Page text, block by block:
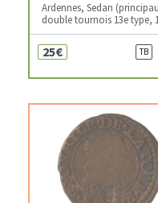
Ardennes, Sedan
double tournois 13e type,
25€ TB